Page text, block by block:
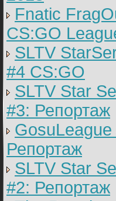
Fnatic
CS:GO
SLTV
#4 CS:GO
SLTV Star
#3: Репортаж
GosuLeague
Репортаж
SLTV Star
#2: Репортаж